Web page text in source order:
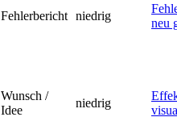
Fehlerbericht niedrig
neu
Wunsch /
Idee
niedrig